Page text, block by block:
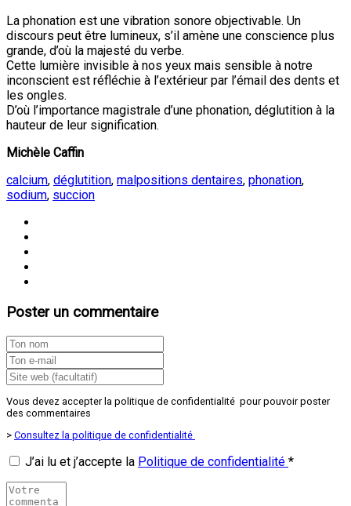
La phonation est une vibration sonore objectivable. Un
discours peut être lumineux, s’il amène une conscience plus
grande, d’où la majesté du verbe.
Cette lumière invisible à nos yeux mais sensible à notre
inconscient est réfléchie à l’extérieur par l’émail des dents et
les ongles.
D’où l’importance magistrale d’une phonation, déglutition à la
hauteur de leur signification.
Michèle Caffin
calcium, déglutition, malpositions dentaires, phonation,
sodium, succion
Poster un commentaire
Vous devez accepter la politique de confidentialité pour pouvoir poster
des commentaires
> Consultez la politique de confidentialité
J’ai lu et j’accepte la Politique de confidentialité *